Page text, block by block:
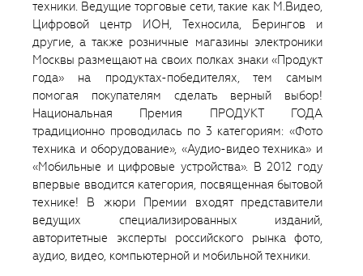
техники. Ведущие торговые сети, такие как М.Видео,
Цифровой центр ИОН, Техносила, Берингов и
другие, а также розничные магазины электроники
Москвы размещают на своих полках знаки «Продукт
года» на продуктах-победителях, тем самым
помогая покупателям сделать верный выбор!
Национальная Премия ПРОДУКТ ГОДА
традиционно проводилась по 3 категориям: «Фото
техника и оборудование», «Аудио-видео техника» и
«Мобильные и цифровые устройства». В 2012 году
впервые вводится категория, посвященная бытовой
технике! В жюри Премии входят представители
ведущих специализированных изданий,
авторитетные эксперты российского рынка фото,
аудио, видео, компьютерной и мобильной техники.